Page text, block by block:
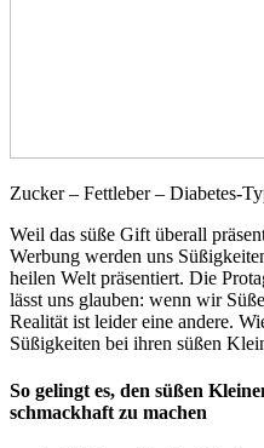
Zucker – Fettleber – Diabetes-
Weil das süße Gift überall
Werbung werden uns
heilen Welt präsentiert. Die
lässt uns glauben: wenn wir
Realität ist leider eine andere.
Süßigkeiten bei ihren süßen
So gelingt es, den süßen
schmackhaft zu machen